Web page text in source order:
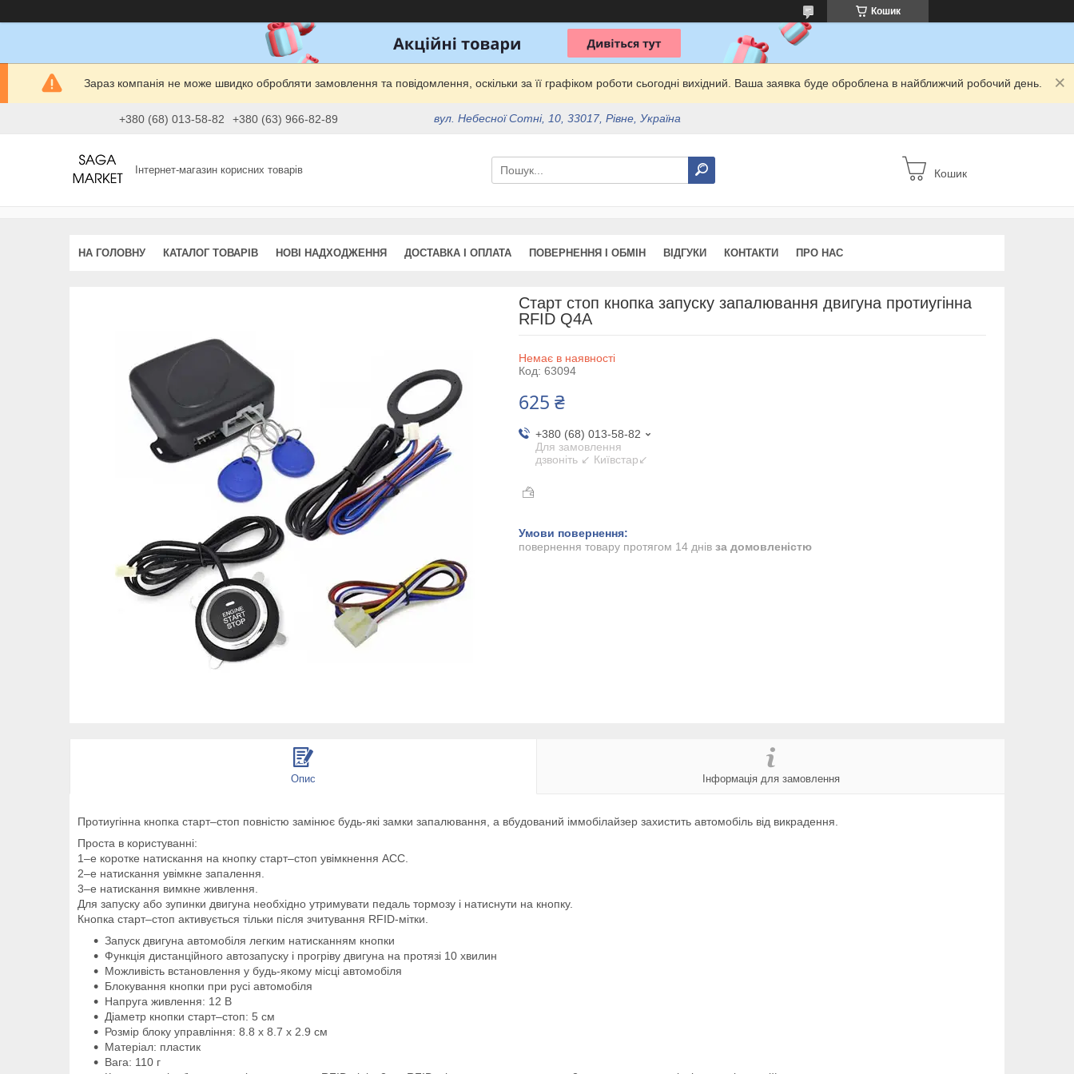
Кошик
Зараз компанія не може швидко обробляти замовлення та повідомлення, оскільки за її графіком роботи сьогодні вихідний. Ваша заявка буде оброблена в найближчий робочий день.
+380 (68) 013-58-82 +380 (63) 966-82-89 вул. Небесної Сотні, 10, 33017, Рівне, Україна
Інтернет-магазин корисних товарів Кошик
НА ГОЛОВНУ КАТАЛОГ ТОВАРІВ НОВІ НАДХОДЖЕННЯ ДОСТАВКА І ОПЛАТА ПОВЕРНЕННЯ І ОБМІН ВІДГУКИ КОНТАКТИ ПРО НАС
Старт стоп кнопка запуску запалювання двигуна протиугінна
RFID Q4A
Немає в наявності
Код: 63094
625 ₴
+380 (68) 013-58-82
Для замовлення
дзвоніть ↙ Київстар↙
повернення товару протягом 14 днів за домовленістю
Опис Інформація для замовлення
Протиугінна кнопка старт–стоп повністю замінює будь-які замки запалювання, а вбудований іммобілайзер захистить автомобіль від викрадення.
Проста в користуванні:
1–е коротке натискання на кнопку старт–стоп увімкнення АСС.
2–е натискання увімкне запалення.
3–е натискання вимкне живлення.
Для запуску або зупинки двигуна необхідно утримувати педаль тормозу і натиснути на кнопку.
Кнопка старт–стоп активується тільки після зчитування RFID-мітки.
Запуск двигуна автомобіля легким натисканням кнопки
Функція дистанційного автозапуску і прогріву двигуна на протязі 10 хвилин
Можливість встановлення у будь-якому місці автомобіля
Блокування кнопки при русі автомобіля
Напруга живлення: 12 В
Діаметр кнопки старт–стоп: 5 см
Розмір блоку управління: 8.8 x 8.7 x 2.9 см
Матеріал: пластик
Вага: 110 г